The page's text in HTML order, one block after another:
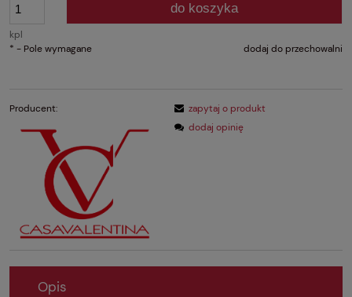
kpl
do koszyka
dodaj do przechowalni
* - Pole wymagane
Producent:
zapytaj o produkt
dodaj opinię
Opis